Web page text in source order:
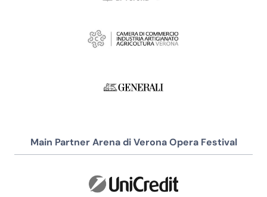
Main Partner Arena di Verona Opera Festival